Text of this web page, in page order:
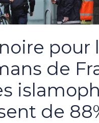
pour
de
de